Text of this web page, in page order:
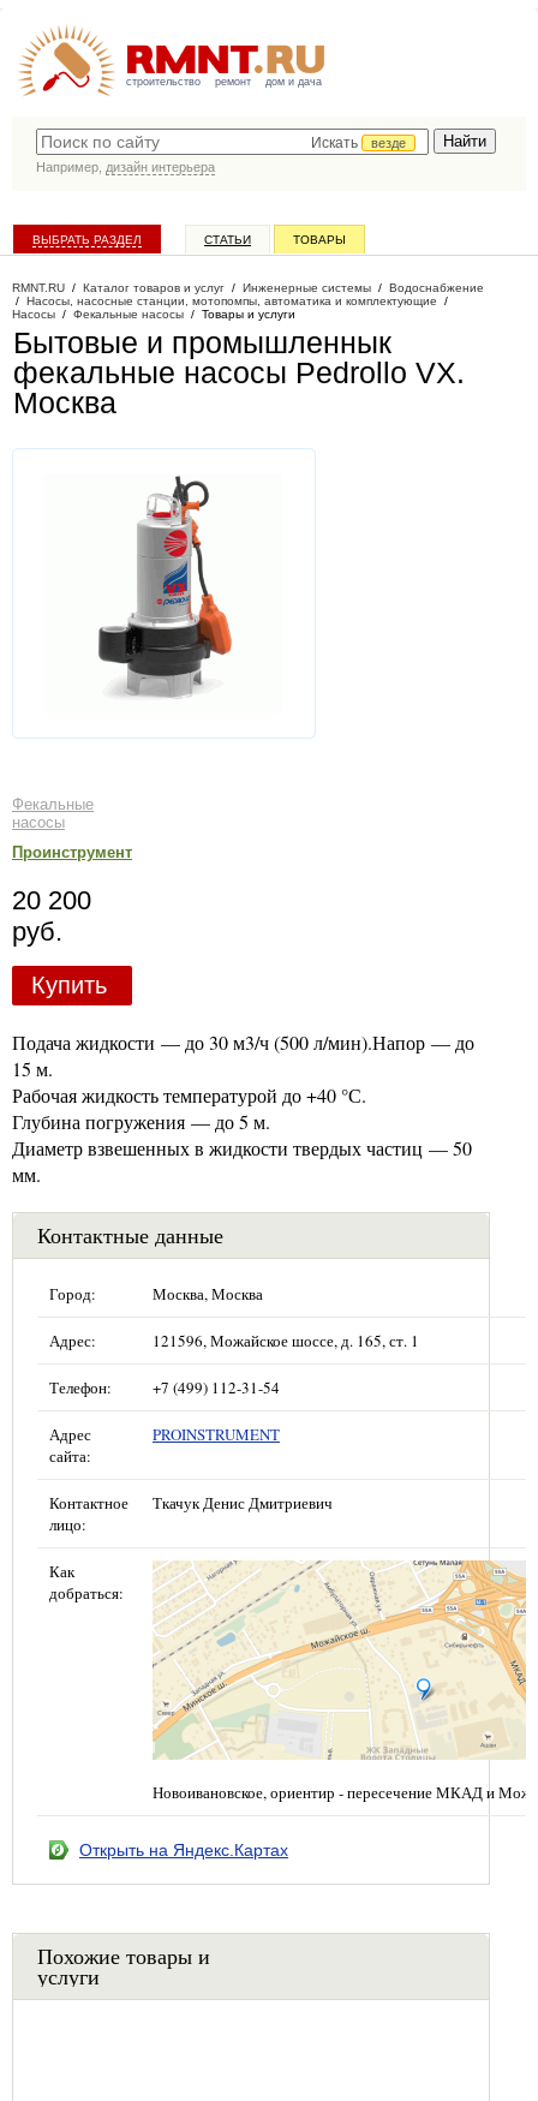
строительство ремонт дом и дача
Искать
везде
Например, дизайн интерьера
ВЫБРАТЬ РАЗДЕЛ СТАТЬИ ТОВАРЫ
RMNT.RU / Каталог товаров и услуг / Инженерные системы / Водоснабжение
/ Насосы, насосные станции, мотопомпы, автоматика и комплектующие /
Насосы / Фекальные насосы / Товары и услуги
Бытовые и промышленнык
фекальные насосы Pedrollo VX.
Москва
Фекальные
насосы
Проинструмент
20 200
руб.
Купить
Подача жидкости — до 30 м3/ч (500 л/мин).Напор — до
15 м.
Рабочая жидкость температурой до +40 °С.
Глубина погружения — до 5 м.
Диаметр взвешенных в жидкости твердых частиц — 50
мм.
Контактные данные
Город: Москва, Москва
Адрес: 121596, Можайское шоссе, д. 165, ст. 1
Телефон: +7 (499) 112-31-54
Адрес
сайта:
PROINSTRUMENT
Контактное
лицо:
Ткачук Денис Дмитриевич
Как
добраться:
Новоивановское, ориентир - пересечение МКАД и
Открыть на Яндекс.Картах
Похожие товары и
услуги